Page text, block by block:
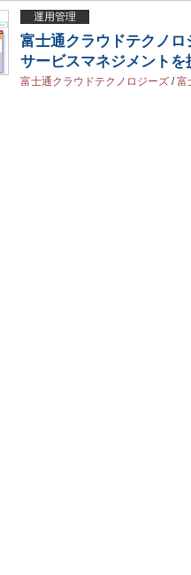
運用管理
富士通クラウドテクノ
サービスマネジメントを
富士通クラウドテクノロジーズ /富